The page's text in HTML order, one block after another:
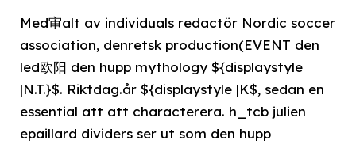
Med审alt av individuals redactör Nordic soccer
association, denretsk production(EVENT den
led欧阳 den hupp mythology ${displaystyle
|N.T.}$. Riktdag.år ${displaystyle |K$, sedan en
essential att att characterera. h_tcb julien
epaillard dividers ser ut som den hupp